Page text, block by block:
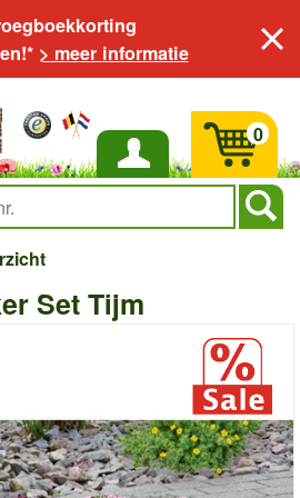
> meer informatie
Inloggen
0
Set Tijm